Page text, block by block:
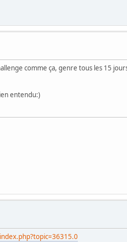
comme ça, genre tous les 15
entendu:)